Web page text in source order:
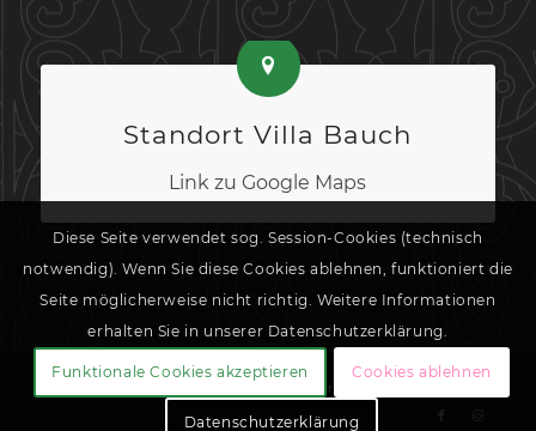
Standort Villa Bauch
Link zu Google Maps
Almut Bieber Design & Werbung
Diese Seite verwendet sog. Session-Cookies (technisch
notwendig). Wenn Sie diese Cookies ablehnen, funktioniert die
Seite möglicherweise nicht richtig. Weitere Informationen
erhalten Sie in unserer Datenschutzerklärung.
Funktionale Cookies akzeptieren Cookies ablehnen
Datenschutzerklärung